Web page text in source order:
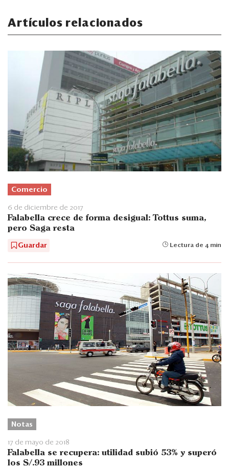
Artículos relacionados
Comercio
6 de diciembre de 2017
Falabella crece de forma desigual: Tottus suma,
pero Saga resta
Guardar Lectura de 4 min
Notas
17 de mayo de 2018
Falabella se recupera: utilidad subió 53% y superó
los S/.93 millones